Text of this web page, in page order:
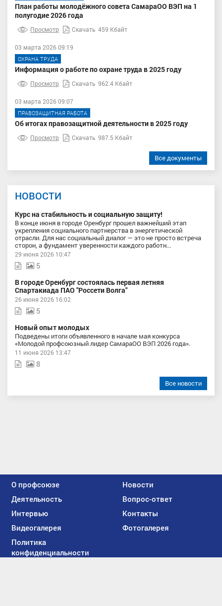
План работы молодёжного совета СамараОО ВЭП на 1
полугодие 2026 года
Просмотр Скачать 459 Кбайт
03 марта 2026 09:19
ОХРАНА ТРУДА
Информация о работе по охране труда в 2025 году
Просмотр Скачать 962.4 Кбайт
03 марта 2026 09:07
ПРАВОЗАЩИТНАЯ РАБОТА
Об итогах правозащитной деятельности в 2025 году
Просмотр Скачать 987.5 Кбайт
Все документы
НОВОСТИ
Курс на стабильность и социальную защиту!
В конце июня в городе Оренбург прошел важнейший этап
укрепления социального партнерства в энергетической
отрасли. Для нас социальный диалог — это не просто встреча
сторон, а фундамент уверенности каждого работн...
29 июня 2026 10:47
5
В городе Оренбург состоялась первая летняя
Спартакиада ПАО "Россети Волга"
26 июня 2026 16:02
5
Новый опыт молодых
Подведены итоги объявленного в начале мая конкурса
«Молодой профсоюзный лидер СамараОО ВЭП 2026 года».
11 июня 2026 13:47
8
Все новости
О профсоюзе
Новости
Деятельность
Вопрос-ответ
Интервью
Контакты
Видеогалерея
Фотогалерея
Политика
конфиденциальности